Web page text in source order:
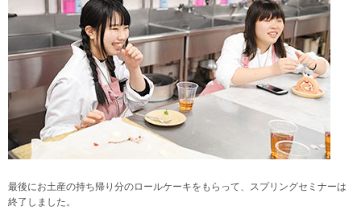
最後にお土産の持ち帰り分のロールケーキをもらって、スプリングセミナーは
終了しました。